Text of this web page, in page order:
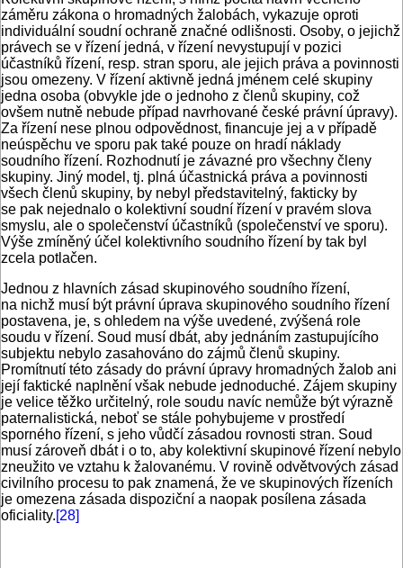
záměru zákona o hromadných žalobách, vykazuje oproti
individuální soudní ochraně značné odlišnosti. Osoby, o jejichž
právech se v řízení jedná, v řízení nevystupují v pozici
účastníků řízení, resp. stran sporu, ale jejich práva a povinnosti
jsou omezeny. V řízení aktivně jedná jménem celé skupiny
jedna osoba (obvykle jde o jednoho z členů skupiny, což
ovšem nutně nebude případ navrhované české právní úpravy).
Za řízení nese plnou odpovědnost, financuje jej a v případě
neúspěchu ve sporu pak také pouze on hradí náklady
soudního řízení. Rozhodnutí je závazné pro všechny členy
skupiny. Jiný model, tj. plná účastnická práva a povinnosti
všech členů skupiny, by nebyl představitelný, fakticky by
se pak nejednalo o kolektivní soudní řízení v pravém slova
smyslu, ale o společenství účastníků (společenství ve sporu).
Výše zmíněný účel kolektivního soudního řízení by tak byl
zcela potlačen.
Jednou z hlavních zásad skupinového soudního řízení,
na nichž musí být právní úprava skupinového soudního řízení
postavena, je, s ohledem na výše uvedené, zvýšená role
soudu v řízení. Soud musí dbát, aby jednáním zastupujícího
subjektu nebylo zasahováno do zájmů členů skupiny.
Promítnutí této zásady do právní úpravy hromadných žalob ani
její faktické naplnění však nebude jednoduché. Zájem skupiny
je velice těžko určitelný, role soudu navíc nemůže být výrazně
paternalistická, neboť se stále pohybujeme v prostředí
sporného řízení, s jeho vůdčí zásadou rovnosti stran. Soud
musí zároveň dbát i o to, aby kolektivní skupinové řízení nebylo
zneužito ve vztahu k žalovanému. V rovině odvětvových zásad
civilního procesu to pak znamená, že ve skupinových řízeních
je omezena zásada dispoziční a naopak posílena zásada
oficiality.[28]